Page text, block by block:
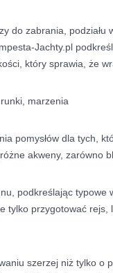
do zabrania, podziału
Jachty.pl
który sprawia, że
marzenia
pomysłów dla tych,
akweny, zarówno
podkreślając typowe
tylko przygotować
szerzej niż tylko o